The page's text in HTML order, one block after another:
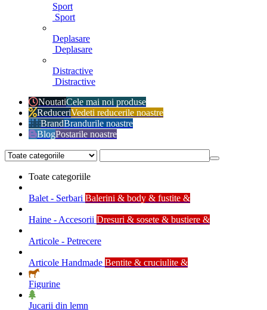
Sport
Sport
Deplasare
Deplasare
Distractive
Distractive
NoutatiCele mai noi produse
ReduceriVedeti reducerile noastre
BrandBrandurile noastre
BlogPostarile noastre
Toate categoriile
Balet - Serbari Balerini & body & fustite &
Haine - Accesorii Dresuri & sosete & bustiere &
Articole - Petrecere
Articole Handmade Bentite & cruciulite &
Figurine
Jucarii din lemn